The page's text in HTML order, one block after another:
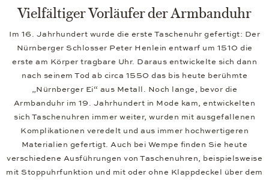
Vielfältiger Vorläufer der Armbanduhr
Im 16. Jahrhundert wurde die erste Taschenuhr gefertigt: Der
Nürnberger Schlosser Peter Henlein entwarf um 1510 die
erste am Körper tragbare Uhr. Daraus entwickelte sich dann
nach seinem Tod ab circa 1550 das bis heute berühmte
„Nürnberger Ei“ aus Metall. Noch lange, bevor die
Armbanduhr im 19. Jahrhundert in Mode kam, entwickelten
sich Taschenuhren immer weiter, wurden mit ausgefallenen
Komplikationen veredelt und aus immer hochwertigeren
Materialien gefertigt. Auch bei Wempe finden Sie heute
verschiedene Ausführungen von Taschenuhren, beispielsweise
mit Stoppuhrfunktion und mit oder ohne Klappdeckel über dem